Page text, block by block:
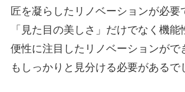
匠を凝らしたリノベーションが必要
「見た目の美しさ」だけでなく機能
便性に注目したリノベーションがで
もしっかりと見分ける必要があるで